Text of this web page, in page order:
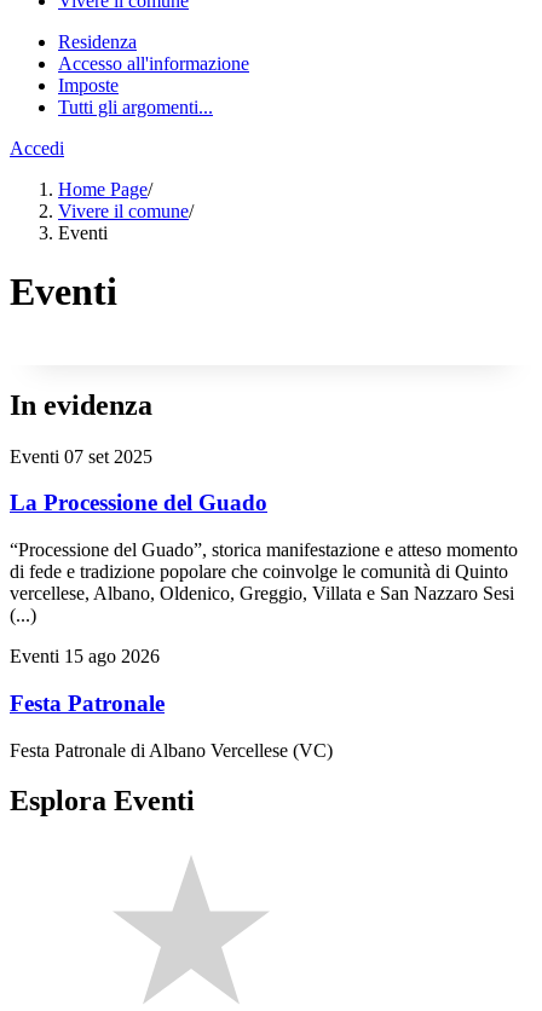
Residenza
Accesso all'informazione
Imposte
Tutti gli argomenti...
Accedi
Home Page/
Vivere il comune/
Eventi
Eventi
In evidenza
Eventi 07 set 2025
La Processione del Guado
“Processione del Guado”, storica manifestazione e atteso momento
di fede e tradizione popolare che coinvolge le comunità di Quinto
vercellese, Albano, Oldenico, Greggio, Villata e San Nazzaro Sesi
(...)
Eventi 15 ago 2026
Festa Patronale
Festa Patronale di Albano Vercellese (VC)
Esplora Eventi